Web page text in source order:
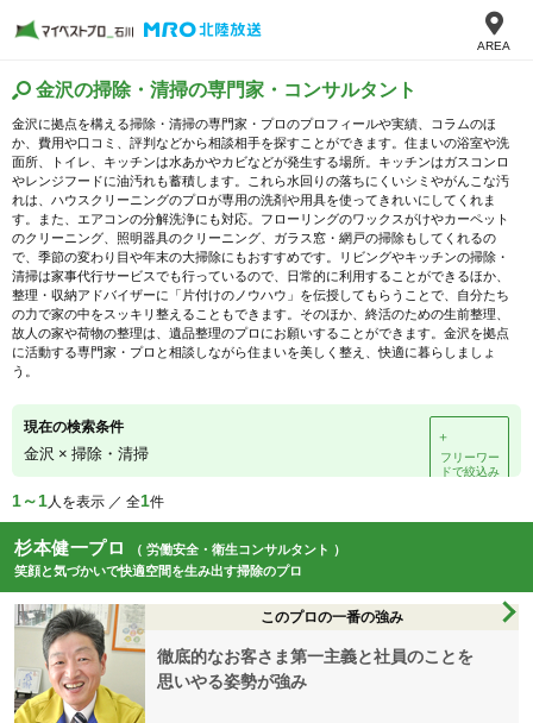
AREA
金沢の掃除・清掃の専門家・コンサルタント
金沢に拠点を構える掃除・清掃の専門家・プロのプロフィールや実績、コラムのほ
か、費用や口コミ、評判などから相談相手を探すことができます。住まいの浴室や洗
面所、トイレ、キッチンは水あかやカビなどが発生する場所。キッチンはガスコンロ
やレンジフードに油汚れも蓄積します。これら水回りの落ちにくいシミやがんこな汚
れは、ハウスクリーニングのプロが専用の洗剤や用具を使ってきれいにしてくれま
す。また、エアコンの分解洗浄にも対応。フローリングのワックスがけやカーペット
のクリーニング、照明器具のクリーニング、ガラス窓・網戸の掃除もしてくれるの
で、季節の変わり目や年末の大掃除にもおすすめです。リビングやキッチンの掃除・
清掃は家事代行サービスでも行っているので、日常的に利用することができるほか、
整理・収納アドバイザーに「片付けのノウハウ」を伝授してもらうことで、自分たち
の力で家の中をスッキリ整えることもできます。そのほか、終活のための生前整理、
故人の家や荷物の整理は、遺品整理のプロにお願いすることができます。金沢を拠点
に活動する専門家・プロと相談しながら住まいを美しく整え、快適に暮らしましょ
う。
現在の検索条件
金沢 × 掃除・清掃
＋
フリーワー
ドで絞込み
1～1人を表示 ／ 全1件
杉本健一プロ
（ 労働安全・衛生コンサルタント ）
笑顔と気づかいで快適空間を生み出す掃除のプロ
このプロの一番の強み
徹底的なお客さま第一主義と社員のことを
思いやる姿勢が強み